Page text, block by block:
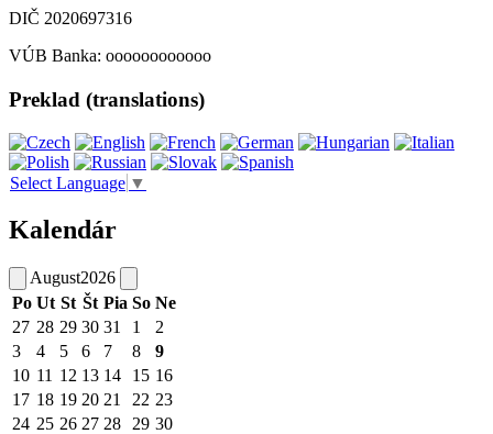
DIČ 2020697316
VÚB Banka: oooooooooooo
Preklad (translations)
Select Language ▼
Kalendár
August2026
Po Ut St Št Pia So Ne
27 28 29 30 31 1
2
3
4 5 6 7 8
9
10 11 12 13 14 15 16
17 18 19 20 21 22 23
24 25 26 27 28 29 30